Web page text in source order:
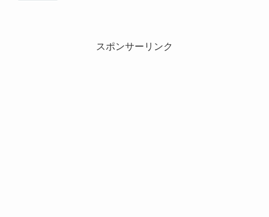
スポンサーリンク